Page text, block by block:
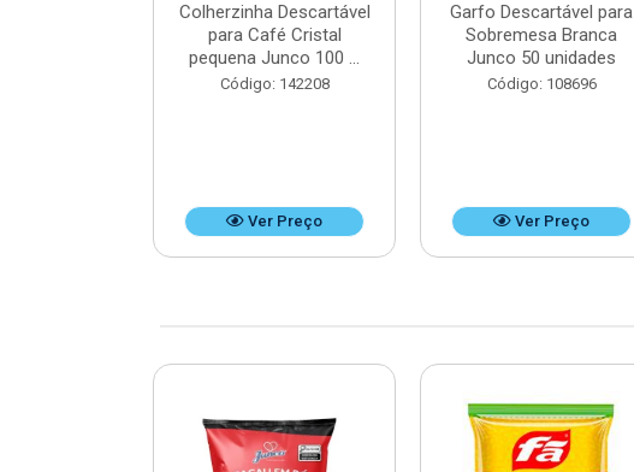
Colherzinha Descartável
para Café Cristal
pequena Junco 100 ...
Código: 142208
Ver Preço
Garfo Descartável para
Sobremesa Branca
Junco 50 unidades
Código: 108696
Ver Preço